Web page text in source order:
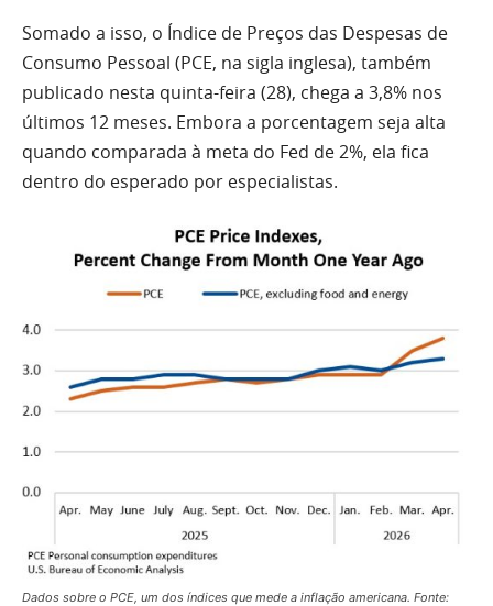
Somado a isso, o Índice de Preços das Despesas de
Consumo Pessoal (PCE, na sigla inglesa), também
publicado nesta quinta-feira (28), chega a 3,8% nos
últimos 12 meses. Embora a porcentagem seja alta
quando comparada à meta do Fed de 2%, ela fica
dentro do esperado por especialistas.
Dados sobre o PCE, um dos índices que mede a inflação americana. Fonte: